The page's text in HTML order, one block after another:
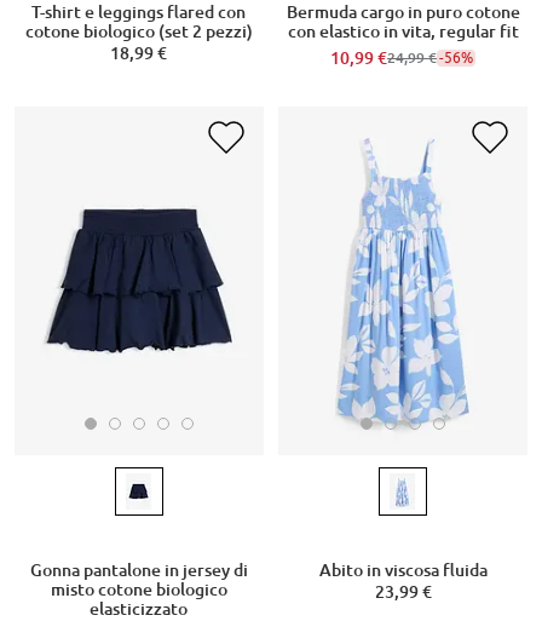
T-shirt e leggings flared con
cotone biologico (set 2 pezzi)
18,99 €
Bermuda cargo in puro cotone
con elastico in vita, regular fit
10,99 €24,99 €-56%
Gonna pantalone in jersey di
misto cotone biologico
elasticizzato
Abito in viscosa fluida
23,99 €